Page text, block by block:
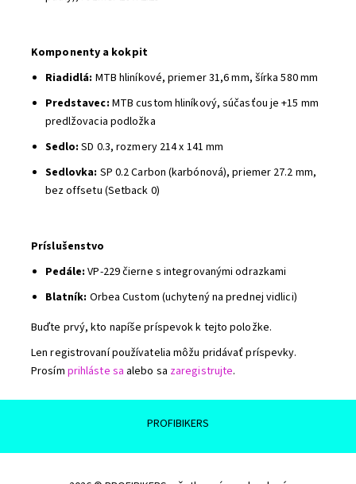
Komponenty a kokpit
Riadidlá: MTB hliníkové, priemer 31,6 mm, šírka 580 mm
Predstavec: MTB custom hliníkový, súčasťou je +15 mm
predlžovacia podložka
Sedlo: SD 0.3, rozmery 214 x 141 mm
Sedlovka: SP 0.2 Carbon (karbónová), priemer 27.2 mm,
bez offsetu (Setback 0)
Príslušenstvo
Pedále: VP-229 čierne s integrovanými odrazkami
Blatník: Orbea Custom (uchytený na prednej vidlici)
Buďte prvý, kto napíše príspevok k tejto položke.
Len registrovaní používatelia môžu pridávať príspevky.
Prosím prihláste sa alebo sa zaregistrujte.
PROFIBIKERS